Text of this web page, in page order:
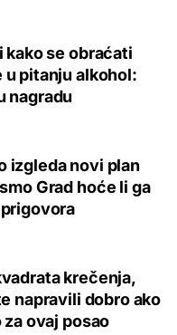
se obraćati
u pitanju alkohol:
nagradu
izgleda novi plan
Grad hoće li ga
krečenja,
napravili dobro ako
ovaj posao